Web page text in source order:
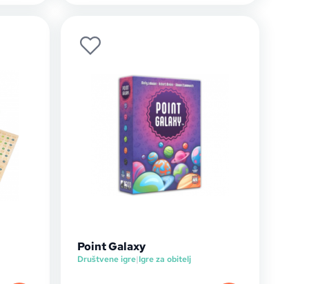
Point Galaxy
Društvene igre|Igre za obitelj